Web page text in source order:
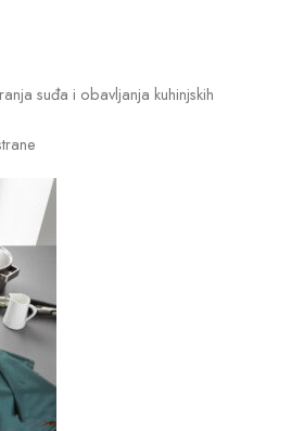
suđa i obavljanja kuhinjskih